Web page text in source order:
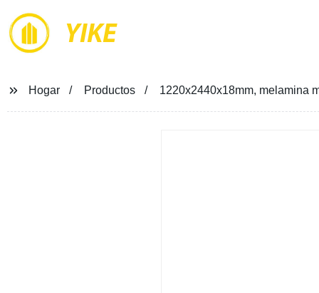
YIKE
Hogar Productos 1220x2440x18mm, melamina